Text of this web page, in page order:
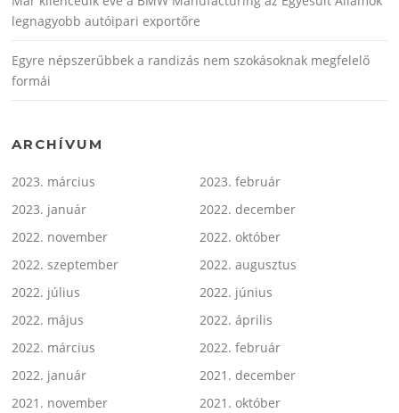
legnagyobb autóipari exportőre
Egyre népszerűbbek a randizás nem szokásoknak megfelelő
formái
ARCHÍVUM
2023. március
2023. február
2023. január
2022. december
2022. november
2022. október
2022. szeptember
2022. augusztus
2022. július
2022. június
2022. május
2022. április
2022. március
2022. február
2022. január
2021. december
2021. november
2021. október